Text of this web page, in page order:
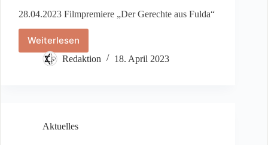
28.04.2023 Filmpremiere „Der Gerechte aus Fulda“
Weiterlesen
28.04.2023
Filmpremiere
„Der
Redaktion 18. April 2023
Aktuelles